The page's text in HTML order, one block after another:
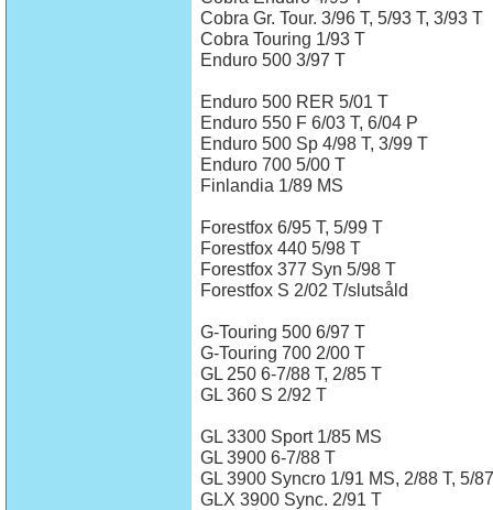
Cobra Gr. Tour. 3/96 T, 5/93 T, 3/93 T
Cobra Touring 1/93 T
Enduro 500 3/97 T
Enduro 500 RER 5/01 T
Enduro 550 F 6/03 T, 6/04 P
Enduro 500 Sp 4/98 T, 3/99 T
Enduro 700 5/00 T
Finlandia 1/89 MS
Forestfox 6/95 T, 5/99 T
Forestfox 440 5/98 T
Forestfox 377 Syn 5/98 T
Forestfox S 2/02 T/slutsåld
G-Touring 500 6/97 T
G-Touring 700 2/00 T
GL 250 6-7/88 T, 2/85 T
GL 360 S 2/92 T
GL 3300 Sport 1/85 MS
GL 3900 6-7/88 T
GL 3900 Syncro 1/91 MS, 2/88 T, 5/
GLX 3900 Sync. 2/91 T